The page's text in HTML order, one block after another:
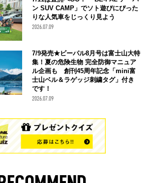
ン SUV CAMP」でソト遊びにぴった
りな人気車をじっくり見よう
2026.07.09
7/9発売★ビーパル8月号は富士山大特
集！夏の危険生物 完全防御マニュア
ル企画も 創刊45周年記念「mini富
士山ベル＆ラゲッジ刺繍タグ」付き
です！
2026.07.09